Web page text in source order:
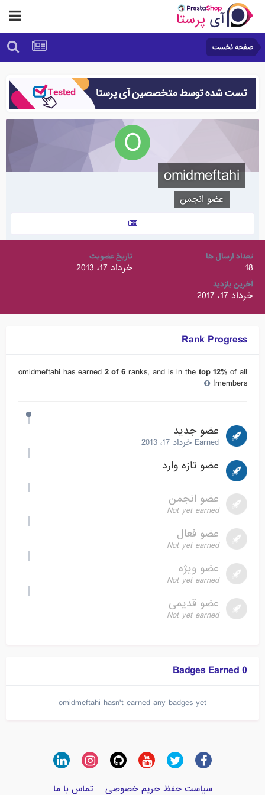
صفحه نخست
omidmeftahi
عضو انجمن
تعداد ارسال ها
18
تاریخ عضویت
خرداد 17، 2013
آخرین بازدید
خرداد 17، 2017
Rank Progress
omidmeftahi has earned 2 of 6 ranks, and is in the top 12% of all
members!
عضو جدید
Earned خرداد 17، 2013
عضو تازه وارد
عضو انجمن
Not yet earned
عضو فعال
Not yet earned
عضو ویژه
Not yet earned
عضو قدیمی
Not yet earned
0 Badges Earned
omidmeftahi hasn't earned any badges yet
سیاست حفظ حریم خصوصی تماس با ما